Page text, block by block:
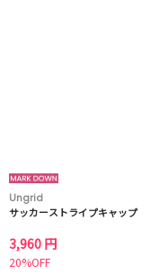
Ungrid
サッカーストライプキャップ
3,960 円
20%OFF